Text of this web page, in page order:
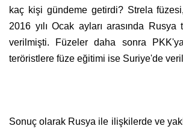
kaç kişi gündeme getirdi? Strela füzesi,
2016 yılı Ocak ayları arasında Rusya
verilmişti. Füzeler daha sonra
teröristlere füze eğitimi ise Suriye'de
Sonuç olarak Rusya ile ilişkilerde ve